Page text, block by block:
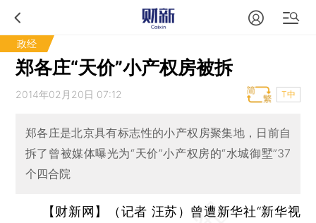
政经
郑各庄“天价”小产权房被拆
2014年02月20日 07:12 T中
郑各庄是北京具有标志性的小产权房聚集地，日前自
拆了曾被媒体曝光为“天价”小产权房的“水城御墅”37
个四合院
【财新网】（记者 汪苏） 曾遭新华社“新华视